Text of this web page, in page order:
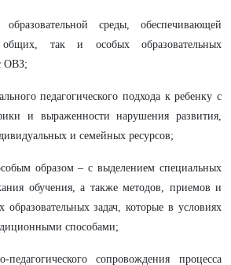
среды, обеспечивающей
общих, так и особых образовательных
ОВЗ;
педагогического подхода к ребенку с
и выраженности нарушения развития,
и семейных ресурсов;
образом – с выделением специальных
обучения, а также методов, приемов и
образовательных задач, которые в условиях
способами;
педагогического сопровождения процесса